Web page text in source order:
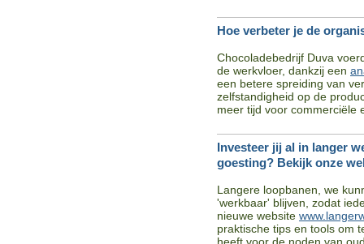
Hoe verbeter je de
Chocoladebedrijf Duva
de werkvloer, dankzij een
een betere spreiding van
zelfstandigheid op de
meer tijd voor commerciële
Investeer jij al in langer
goesting? Bekijk onze
Langere loopbanen, we
'werkbaar' blijven, zodat
nieuwe website
praktische tips en tools om